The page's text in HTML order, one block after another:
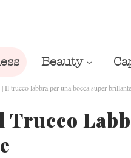
Beauty
trucco labbra per una bocca super brillante
Trucco